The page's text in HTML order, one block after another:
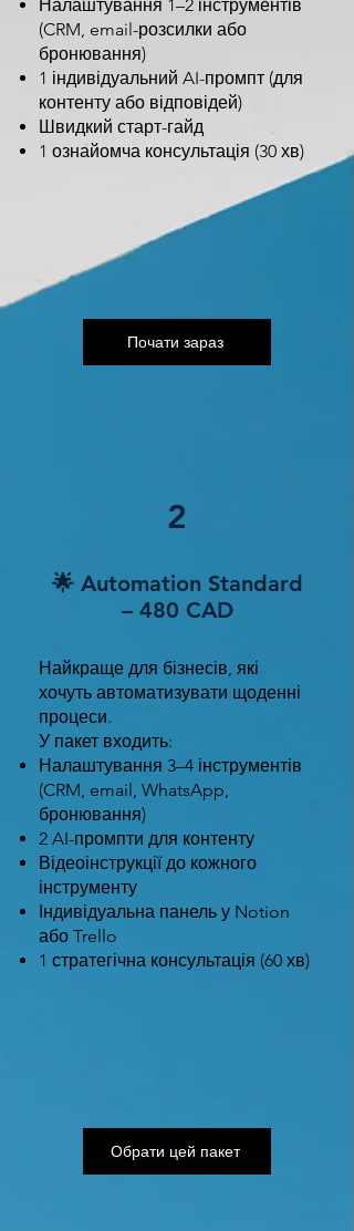
Налаштування 1–2 інструментів
(CRM, email-розсилки або
бронювання)
1 індивідуальний AI-промпт (для
контенту або відповідей)
Швидкий старт-гайд
1 ознайомча консультація (30 хв)
Почати зараз
2
🌟 Automation Standard
– 480 CAD
Найкраще для бізнесів, які
хочуть автоматизувати щоденні
процеси.
У пакет входить:
Налаштування 3–4 інструментів
(CRM, email, WhatsApp,
бронювання)
2 AI-промпти для контенту
Відеоінструкції до кожного
інструменту
Індивідуальна панель у Notion
або Trello
1 стратегічна консультація (60 хв)
Обрати цей пакет